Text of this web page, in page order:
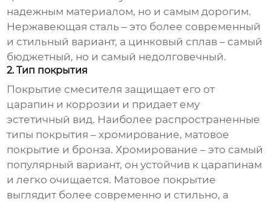
надежным материалом, но и самым дорогим.
Нержавеющая сталь – это более современный
и стильный вариант, а цинковый сплав – самый
бюджетный, но и самый недолговечный.
2. Тип покрытия
Покрытие смесителя защищает его от
царапин и коррозии и придает ему
эстетичный вид. Наиболее распространенные
типы покрытия – хромирование, матовое
покрытие и бронза. Хромирование – это самый
популярный вариант, он устойчив к царапинам
и легко очищается. Матовое покрытие
выглядит более современно и стильно, а